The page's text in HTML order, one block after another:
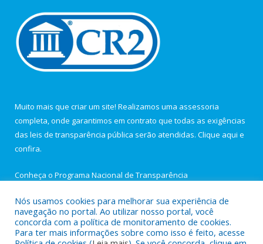
Muito mais que criar um site! Realizamos uma assessoria
completa, onde garantimos em contrato que todas as exigências
das leis de transparência pública serão atendidas. Clique aqui e
confira.
Conheça o Programa Nacional de Transparência
Todos os direitos reservados a Câmara Municipal de Igarapé-
Nós usamos cookies para melhorar sua experiência de
navegação no portal. Ao utilizar nosso portal, você
concorda com a política de monitoramento de cookies.
Para ter mais informações sobre como isso é feito, acesse